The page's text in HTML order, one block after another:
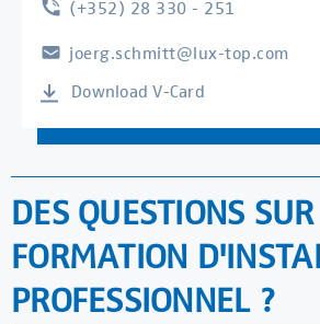
joerg.schmitt@lux-top.com
(+352) 28 330 - 251
Download V-Card
DES QUESTIONS
FORMATION
PROFESSIONNEL ?